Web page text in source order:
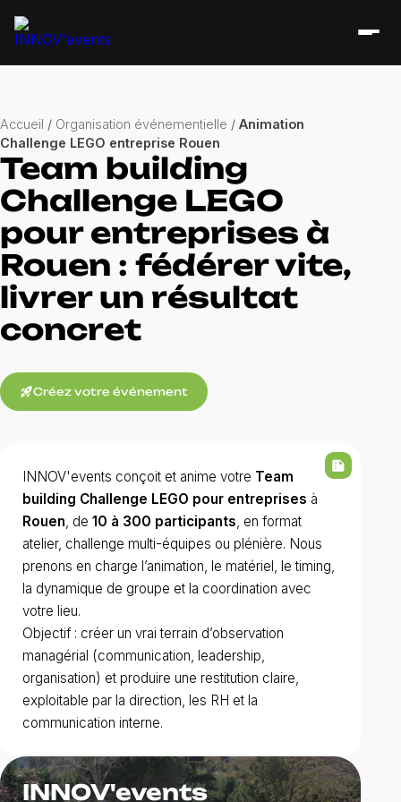
Accueil / Organisation événementielle / Animation
Challenge LEGO entreprise Rouen
Team building
Challenge LEGO
pour entreprises à
Rouen : fédérer vite,
livrer un résultat
concret
rocket_launchCréez votre événement
INNOV'events conçoit et anime votre Team
building Challenge LEGO pour entreprises à
Rouen, de 10 à 300 participants, en format
atelier, challenge multi-équipes ou plénière. Nous
prenons en charge l’animation, le matériel, le timing,
la dynamique de groupe et la coordination avec
votre lieu.
Objectif : créer un vrai terrain d’observation
managérial (communication, leadership,
organisation) et produire une restitution claire,
exploitable par la direction, les RH et la
communication interne.
summarize
INNOV'events